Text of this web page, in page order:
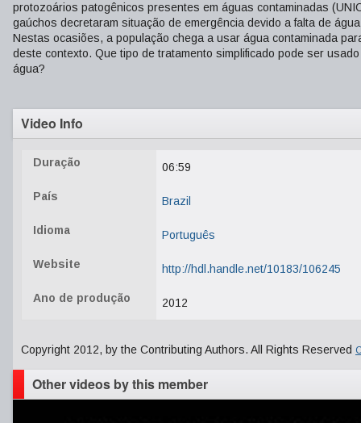
protozoários patogênicos presentes em águas contaminadas
gaúchos decretaram situação de emergência devido a falta de
Nestas ocasiões, a população chega a usar água contaminada
deste contexto. Que tipo de tratamento simplificado pode ser
água?
Video Info
Duração 06:59
País Brazil
Idioma Português
Website http://hdl.handle.net/10183/106245
Ano de produção 2012
Copyright 2012, by the Contributing Authors. All Rights Reserved
Other videos by this member